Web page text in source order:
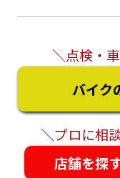
＼点検・
バイク
＼プロに相
店舗を探